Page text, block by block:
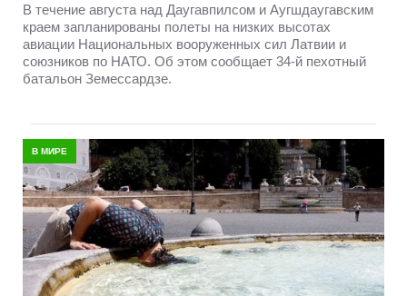
В течение августа над Даугавпилсом и Аугшдаугавским
краем запланированы полеты на низких высотах
авиации Национальных вооруженных сил Латвии и
союзников по НАТО. Об этом сообщает 34-й пехотный
батальон Земессардзе.
В МИРЕ